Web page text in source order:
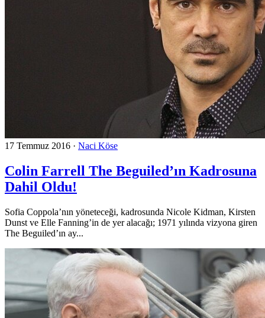
17 Temmuz 2016 · Naci Köse
Colin Farrell The Beguiled’ın Kadrosuna
Dahil Oldu!
Sofia Coppola’nın yöneteceği, kadrosunda Nicole Kidman, Kirsten
Dunst ve Elle Fanning’in de yer alacağı; 1971 yılında vizyona giren
The Beguiled’ın ay...